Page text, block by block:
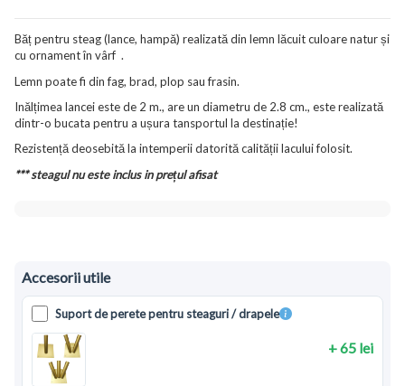
Băț pentru steag (lance, hampă) realizată din lemn lăcuit culoare natur și
cu ornament în vârf .
Lemn poate fi din fag, brad, plop sau frasin.
Inălțimea lancei este de 2 m., are un diametru de 2.8 cm., este realizată
dintr-o bucata pentru a ușura tansportul la destinație!
Rezistență deosebită la intemperii datorită calității lacului folosit.
*** steagul nu este inclus in prețul afisat
Accesorii utile
Suport de perete pentru steaguri / drapele
+ 65 lei